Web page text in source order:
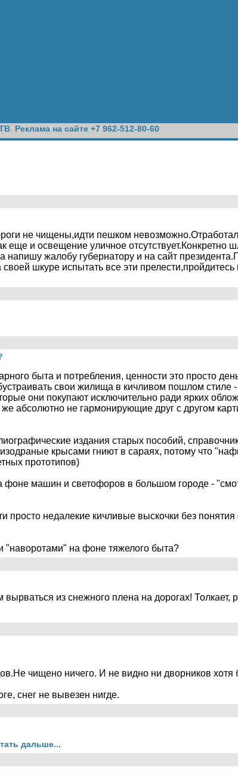
Реклама на сайте +7 962-512-80-60
не чищены,идти пешком
еще и освещение уличное отсутствует.Конкретно
напишу жалобу губернатору и на сайт
шкуре испытать все эти
быта и потребления, ценности это просто
свои жилища в кичливом пошлом
они покупают исключительно ради ярких
абсолютно не гармонирующие друг с другом
издания старых пособий,
крысами гниют в сараях, потому что
прототипов)
фоне машин и светофоров в большом городе -
недалекие кичливые выскочки без понятия
"наворотами" на фоне тяжелого быта?
из снежного плена на дорогах! Толкает,
чищено ничего. И не видно ни дворников хотя
снег не вывезен нигде.
дальше...